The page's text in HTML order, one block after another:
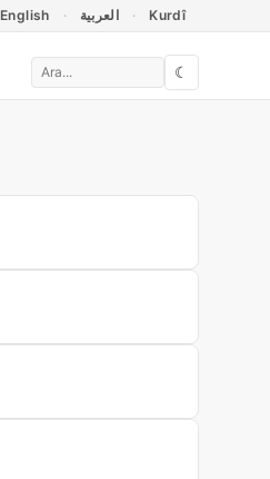
English العربية Kurdî
☾